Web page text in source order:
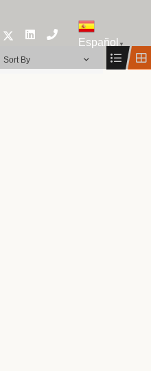
Español ▼
Sort By